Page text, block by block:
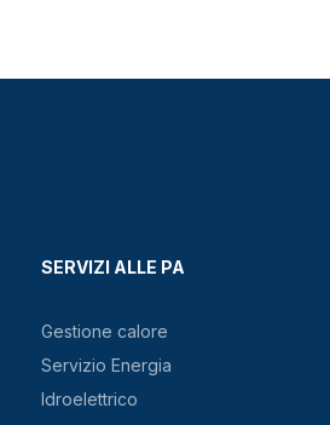
SERVIZI ALLE PA
Gestione calore
Servizio Energia
Idroelettrico